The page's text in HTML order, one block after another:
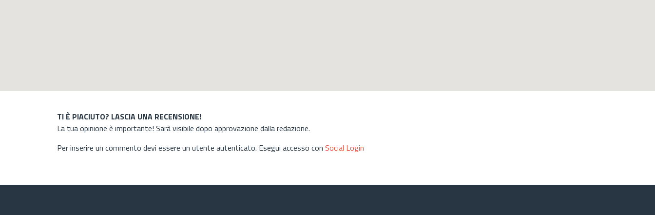
TI È PIACIUTO? LASCIA UNA RECENSIONE!
La tua opinione è importante! Sarà visibile dopo approvazione dalla redazione.
Per inserire un commento devi essere un utente autenticato. Esegui accesso con Social Login